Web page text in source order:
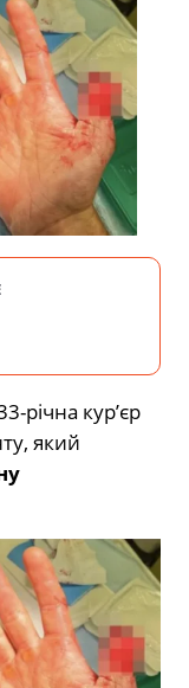
річна кур’єр
який